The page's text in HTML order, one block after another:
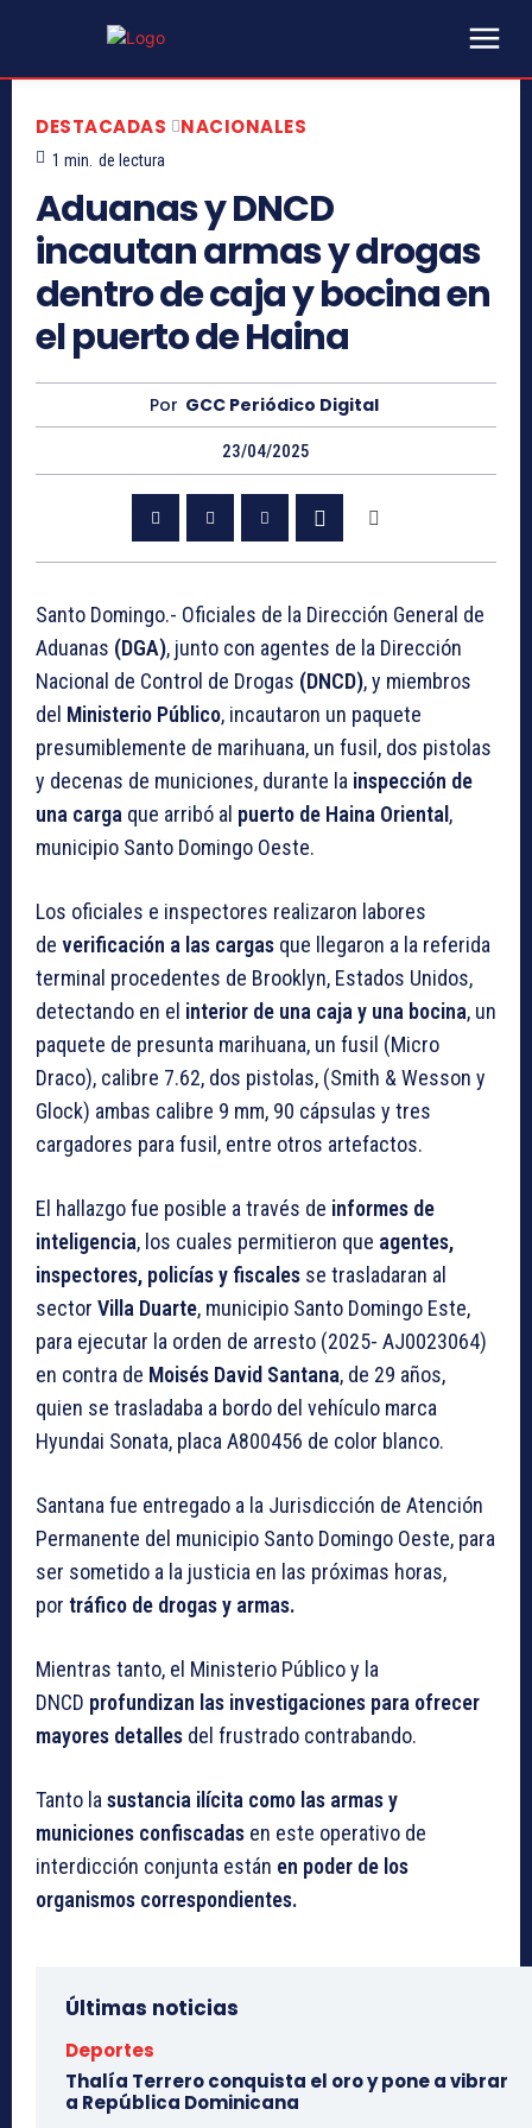
DESTACADAS NACIONALES
1 min. de lectura
Aduanas y DNCD
incautan armas y drogas
dentro de caja y bocina en
el puerto de Haina
Por GCC Periódico Digital
23/04/2025
Santo Domingo.- Oficiales de la Dirección General de
Aduanas (DGA), junto con agentes de la Dirección
Nacional de Control de Drogas (DNCD), y miembros
del Ministerio Público, incautaron un paquete
presumiblemente de marihuana, un fusil, dos pistolas
y decenas de municiones, durante la inspección de
una carga que arribó al puerto de Haina Oriental ,
municipio Santo Domingo Oeste.
Los oficiales e inspectores realizaron labores
de verificación a las cargas que llegaron a la referida
terminal procedentes de Brooklyn, Estados Unidos,
detectando en el interior de una caja y una bocina, un
paquete de presunta marihuana, un fusil (Micro
Draco), calibre 7.62, dos pistolas, (Smith & Wesson y
Glock) ambas calibre 9 mm, 90 cápsulas y tres
cargadores para fusil, entre otros artefactos.
El hallazgo fue posible a través de informes de
inteligencia, los cuales permitieron que agentes,
inspectores, policías y fiscales se trasladaran al
sector Villa Duarte, municipio Santo Domingo Este,
para ejecutar la orden de arresto (2025- AJ0023064)
en contra de Moisés David Santana, de 29 años,
quien se trasladaba a bordo del vehículo marca
Hyundai Sonata, placa A800456 de color blanco.
Santana fue entregado a la Jurisdicción de Atención
Permanente del municipio Santo Domingo Oeste, para
ser sometido a la justicia en las próximas horas,
por tráfico de drogas y armas.
Mientras tanto, el Ministerio Público y la
DNCD profundizan las investigaciones para ofrecer
mayores detalles del frustrado contrabando.
Tanto la sustancia ilícita como las armas y
municiones confiscadas en este operativo de
interdicción conjunta están en poder de los
organismos correspondientes.
Últimas noticias
Deportes
Thalía Terrero conquista el oro y pone a vibrar
a República Dominicana